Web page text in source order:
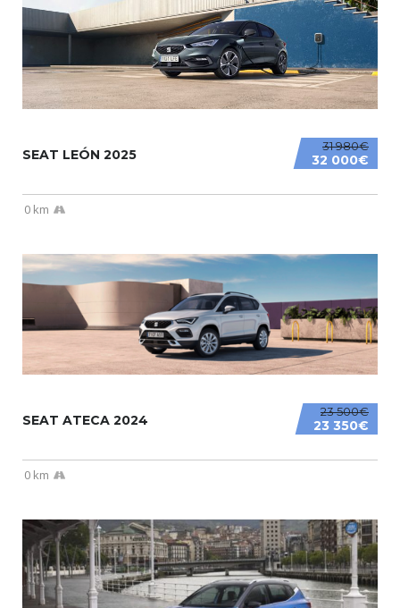
31 980€
32 000€
SEAT LEÓN 2025
0 km
23 500€
23 350€
SEAT ATECA 2024
0 km